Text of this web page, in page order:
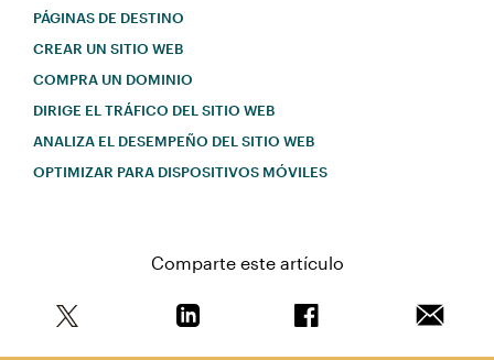
PÁGINAS DE DESTINO
CREAR UN SITIO WEB
COMPRA UN DOMINIO
DIRIGE EL TRÁFICO DEL SITIO WEB
ANALIZA EL DESEMPEÑO DEL SITIO WEB
OPTIMIZAR PARA DISPOSITIVOS MÓVILES
Comparte este artículo